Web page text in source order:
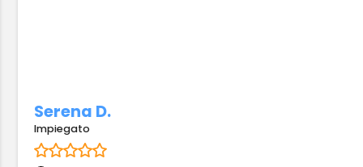
Serena D.
Impiegato